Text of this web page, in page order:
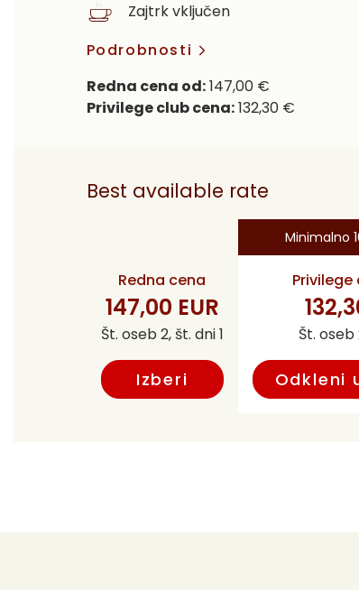
Zajtrk vključen
Podrobnosti
Redna cena od:147,00 €
Privilege club cena:132,30 €
Best available rate
Redna cena
147,00 EUR
Št. oseb 2, št. dni 1
Izberi
Minimalno
Št. oseb
Odkleni